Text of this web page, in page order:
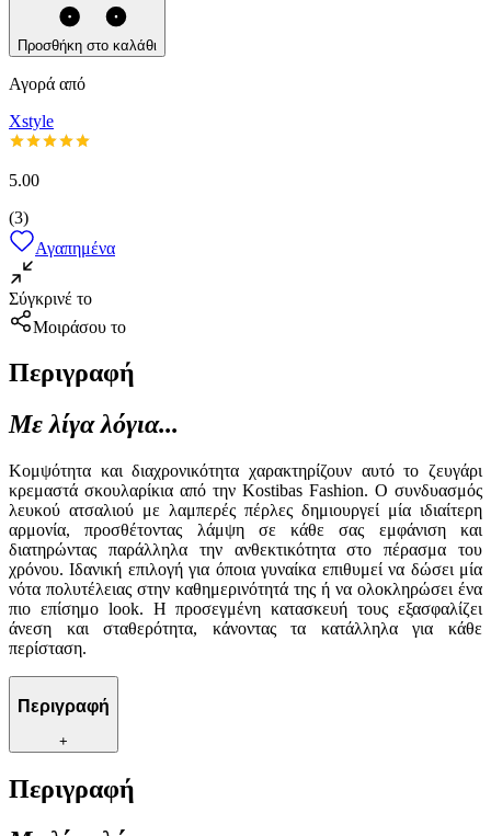
Προσθήκη στο καλάθι
Αγορά από
Xstyle
5.00
(3)
Αγαπημένα
Σύγκρινέ το
Μοιράσου το
Περιγραφή
Με λίγα λόγια...
Κομψότητα και διαχρονικότητα χαρακτηρίζουν αυτό το ζευγάρι
κρεμαστά σκουλαρίκια από την Kostibas Fashion. Ο συνδυασμός
λευκού ατσαλιού με λαμπερές πέρλες δημιουργεί μία ιδιαίτερη
αρμονία, προσθέτοντας λάμψη σε κάθε σας εμφάνιση και
διατηρώντας παράλληλα την ανθεκτικότητα στο πέρασμα του
χρόνου. Ιδανική επιλογή για όποια γυναίκα επιθυμεί να δώσει μία
νότα πολυτέλειας στην καθημερινότητά της ή να ολοκληρώσει ένα
πιο επίσημο look. Η προσεγμένη κατασκευή τους εξασφαλίζει
άνεση και σταθερότητα, κάνοντας τα κατάλληλα για κάθε
περίσταση.
Περιγραφή
+
Περιγραφή